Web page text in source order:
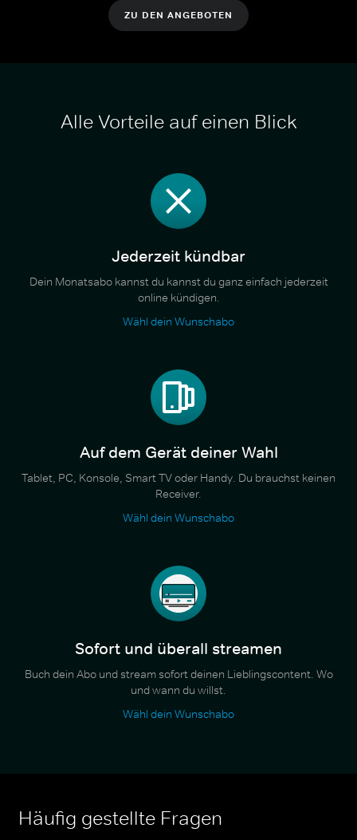
ZU DEN ANGEBOTEN
Alle Vorteile auf einen Blick
Jederzeit kündbar
Dein Monatsabo kannst du kannst du ganz einfach jederzeit
online kündigen.
Wähl dein Wunschabo
Auf dem Gerät deiner Wahl
Tablet, PC, Konsole, Smart TV oder Handy. Du brauchst keinen
Receiver.
Wähl dein Wunschabo
Sofort und überall streamen
Buch dein Abo und stream sofort deinen Lieblingscontent. Wo
und wann du willst.
Wähl dein Wunschabo
Häufig gestellte Fragen